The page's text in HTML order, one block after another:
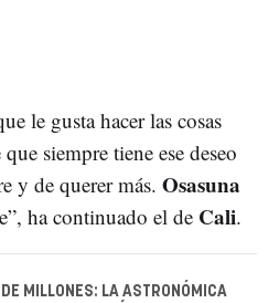
le gusta hacer las cosas
siempre tiene ese deseo
y de querer más. Osasuna
ha continuado el de Cali.
DE MILLONES: LA ASTRONÓMICA